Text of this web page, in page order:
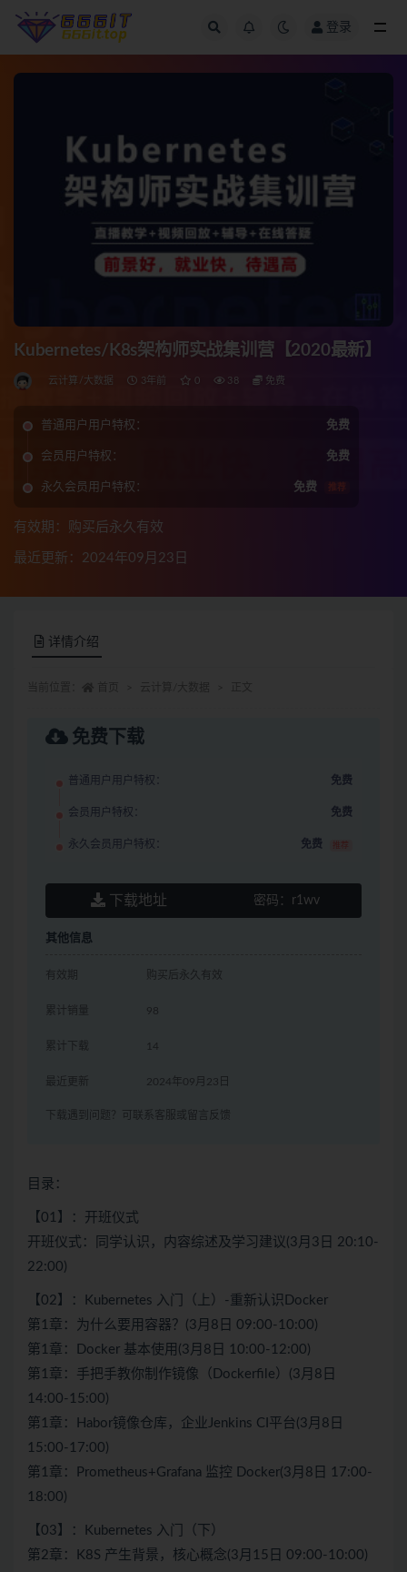
登录
Kubernetes/K8s架构师实战集训营【2020最新】
云计算/大数据 3年前 0 38 免费
普通用户用户特权： 免费
会员用户特权： 免费
永久会员用户特权： 免费 推荐
有效期：购买后永久有效
最近更新：2024年09月23日
详情介绍
免费下载
普通用户用户特权： 免费
会员用户特权： 免费
永久会员用户特权： 免费 推荐
下载地址 密码： r1wv
其他信息
有效期 购买后永久有效
累计销量 98
累计下载 14
最近更新 2024年09月23日
下载遇到问题？可联系客服或留言反馈
目录：
【01】：开班仪式
开班仪式：同学认识，内容综述及学习建议(3月3日 20:10-
22:00)
【02】：Kubernetes 入门（上）-重新认识Docker
第1章：为什么要用容器？(3月8日 09:00-10:00)
第1章：Docker 基本使用(3月8日 10:00-12:00)
第1章：手把手教你制作镜像（Dockerfile）(3月8日
14:00-15:00)
第1章：Habor镜像仓库，企业Jenkins CI平台(3月8日
15:00-17:00)
第1章：Prometheus+Grafana 监控 Docker(3月8日 17:00-
18:00)
【03】：Kubernetes 入门（下）
第2章：K8S 产生背景，核心概念(3月15日 09:00-10:00)